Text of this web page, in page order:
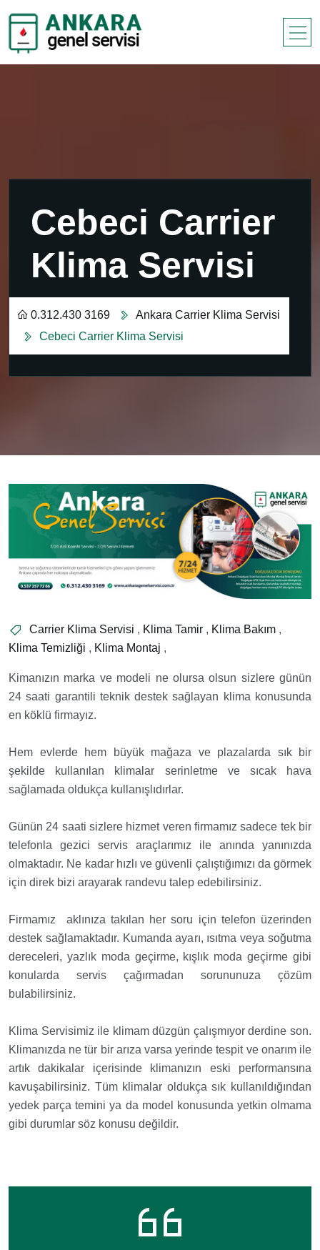
Cebeci Carrier
Klima Servisi
0.312.430 3169
Ankara Carrier Klima Servisi
Cebeci Carrier Klima Servisi
Carrier Klima Servisi , Klima Tamir , Klima Bakım ,
Klima Temizliği , Klima Montaj ,
Kimanızın marka ve modeli ne olursa olsun sizlere günün
24 saati garantili teknik destek sağlayan klima konusunda
en köklü firmayız.
Hem evlerde hem büyük mağaza ve plazalarda sık bir
şekilde kullanılan klimalar serinletme ve sıcak hava
sağlamada oldukça kullanışlıdırlar.
Günün 24 saati sizlere hizmet veren firmamız sadece tek bir
telefonla gezici servis araçlarımız ile anında yanınızda
olmaktadır. Ne kadar hızlı ve güvenli çalıştığımızı da görmek
için direk bizi arayarak randevu talep edebilirsiniz.
Firmamız aklınıza takılan her soru için telefon üzerinden
destek sağlamaktadır. Kumanda ayarı, ısıtma veya soğutma
dereceleri, yazlık moda geçirme, kışlık moda geçirme gibi
konularda servis çağırmadan sorununuza çözüm
bulabilirsiniz.
Klima Servisimiz ile klimam düzgün çalışmıyor derdine son.
Klimanızda ne tür bir arıza varsa yerinde tespit ve onarım ile
artık dakikalar içerisinde klimanızın eski performansına
kavuşabilirsiniz. Tüm klimalar oldukça sık kullanıldığından
yedek parça temini ya da model konusunda yetkin olmama
gibi durumlar söz konusu değildir.